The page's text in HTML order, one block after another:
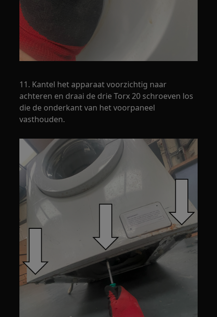
11. Kantel het apparaat voorzichtig naar
achteren en draai de drie Torx 20 schroeven los
die de onderkant van het voorpaneel
vasthouden.